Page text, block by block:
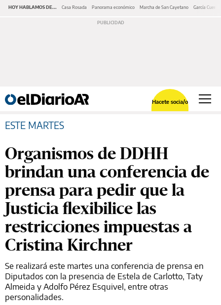
HOY HABLAMOS DE... Casa Rosada Panorama económico Marcha de San Cayetano García Cuerva
Hacete socia/o
ESTE MARTES
Organismos de DDHH
brindan una conferencia de
prensa para pedir que la
Justicia flexibilice las
restricciones impuestas a
Cristina Kirchner
Se realizará este martes una conferencia de prensa en
Diputados con la presencia de Estela de Carlotto, Taty
Almeida y Adolfo Pérez Esquivel, entre otras
personalidades.